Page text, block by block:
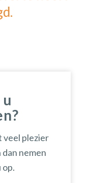
veel plezier
dan nemen